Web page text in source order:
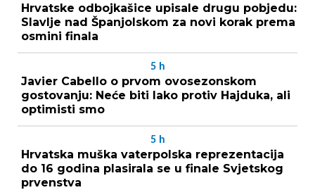
Hrvatske odbojkašice upisale drugu pobjedu:
Slavlje nad Španjolskom za novi korak prema
osmini finala
5 h
Javier Cabello o prvom ovosezonskom
gostovanju: Neće biti lako protiv Hajduka, ali
optimisti smo
5 h
Hrvatska muška vaterpolska reprezentacija
do 16 godina plasirala se u finale Svjetskog
prvenstva